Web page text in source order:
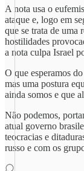
A nota usa o
ataque e, logo em
que se trata de uma
hostilidades
a nota culpa Israel
O que esperamos
mas uma postura
ainda somos e que
Não podemos,
atual governo
teocracias e
russo e com os